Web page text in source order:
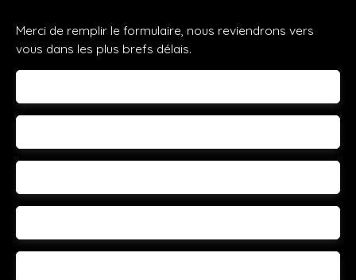
Merci de remplir le formulaire, nous reviendrons vers
vous dans les plus brefs délais.